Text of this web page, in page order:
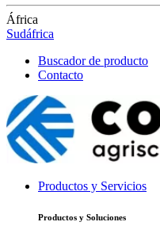
África
Sudáfrica
Buscador de producto
Contacto
Productos y Servicios
Productos y Soluciones